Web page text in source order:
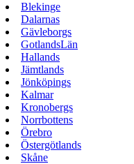
Blekinge
Dalarnas
Gävleborgs
GotlandsLän
Hallands
Jämtlands
Jönköpings
Kalmar
Kronobergs
Norrbottens
Örebro
Östergötlands
Skåne